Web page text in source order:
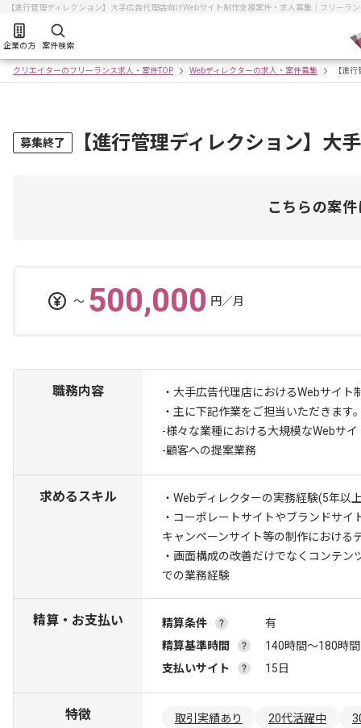
【進行管理ディレクション】大手広告代理店向けWebサイト制作支援案件・求人募集｜フリーラ
企業の方 案件検索
クリエイターのフリーランス求人・案件TOP Webディレクターの求人・案件募集 【進
募集終了 【進行管理ディレクション】大
こちらの案
〜 500,000 円／月
職務内容
・大手広告代理店におけるWebサイ
・主に下記作業をご担当いただきます
-様々な業種における大規模なWebサ
-顧客への提案業務
求めるスキル
・Webディレクターの実務経験(5年以
・コーポレートサイトやブランドサイ
キャンペーンサイト等の制作における
・画面構成の改善だけでなくコンテ
での業務経験
精算・お支払い 精算条件
有
精算基準時間
140時間〜180時間
支払いサイト
15日
特徴 取引実績あり 20代活躍中